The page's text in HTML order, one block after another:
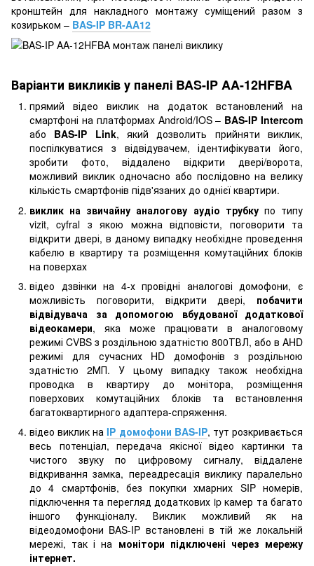
кронштейн для накладного монтажу суміщений разом з
козирьком – BAS-IP BR-AA12
Варіанти викликів у панелі BAS-IP AA-12HFBA
прямий відео виклик на додаток встановлений на
смартфоні на платформах Android/IOS – BAS-IP Intercom
або BAS-IP Link, який дозволить прийняти виклик,
поспілкуватися з відвідувачем, ідентифікувати його,
зробити фото, віддалено відкрити двері/ворота,
можливий виклик одночасно або послідовно на велику
кількість смартфонів підв'язаних до однієї квартири.
виклик на звичайну аналогову аудіо трубкупо типу
vizit, cyfral з якою можна відповісти, поговорити та
відкрити двері, в даному випадку необхідне проведення
кабелю в квартиру та розміщення комутаційних блоків
на поверхах
відео дзвінки на 4-х провідні аналогові домофони, є
можливість поговорити, відкрити двері, побачити
відвідувача за допомогою вбудованої додаткової
відеокамери, яка може працювати в аналоговому
режимі CVBS з роздільною здатністю 800ТВЛ, або в AHD
режимі для сучасних HD домофонів з роздільною
здатністю 2МП. У цьому випадку також необхідна
проводка в квартиру до монітора, розміщення
поверхових комутаційних блоків та встановлення
багатоквартирного адаптера-спряження.
відео виклик наIP домофони BAS-IP, тут розкривається
весь потенціал, передача якісної відео картинки та
чистого звуку по цифровому сигналу, віддалене
відкривання замка, переадресація виклику паралельно
до 4 смартфонів, без покупки хмарних SIP номерів,
підключення та перегляд додаткових ip камер та багато
іншого функціоналу. Виклик можливий як на
відеодомофони BAS-IP встановлені в тій же локальній
мережі, так і на монітори підключені через мережу
інтернет.